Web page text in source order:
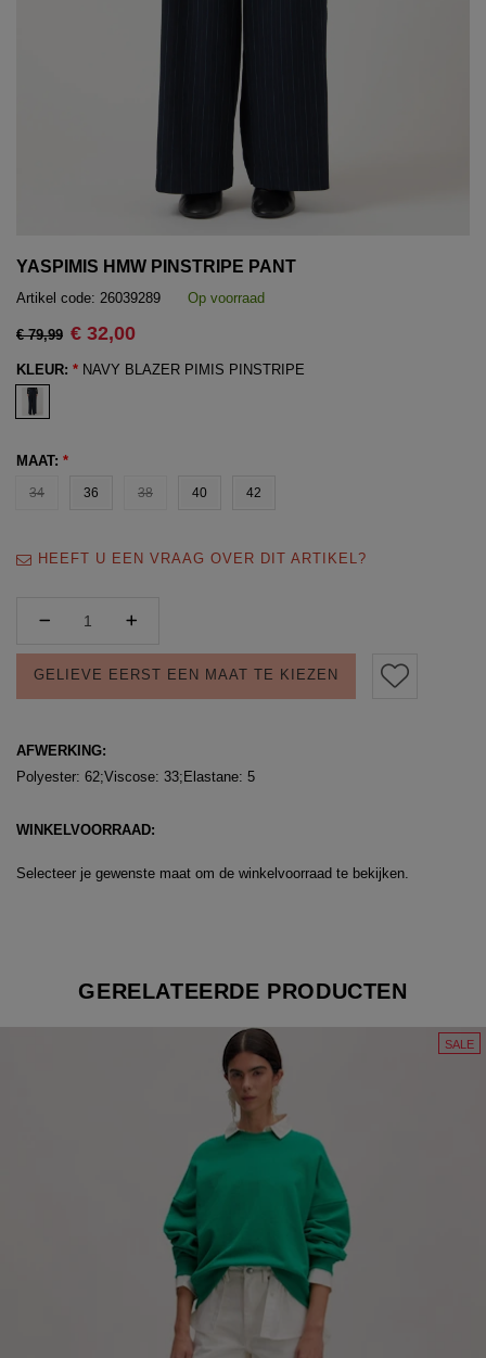
YASPIMIS HMW PINSTRIPE PANT
Artikel code: 26039289 Op voorraad
€ 79,99 € 32,00
KLEUR: * NAVY BLAZER PIMIS PINSTRIPE
MAAT: *
34 36 38 40 42
HEEFT U EEN VRAAG OVER DIT ARTIKEL?
GELIEVE EERST EEN MAAT TE KIEZEN
AFWERKING:
Polyester: 62;Viscose: 33;Elastane: 5
WINKELVOORRAAD:
Selecteer je gewenste maat om de winkelvoorraad te bekijken.
GERELATEERDE PRODUCTEN
SALE